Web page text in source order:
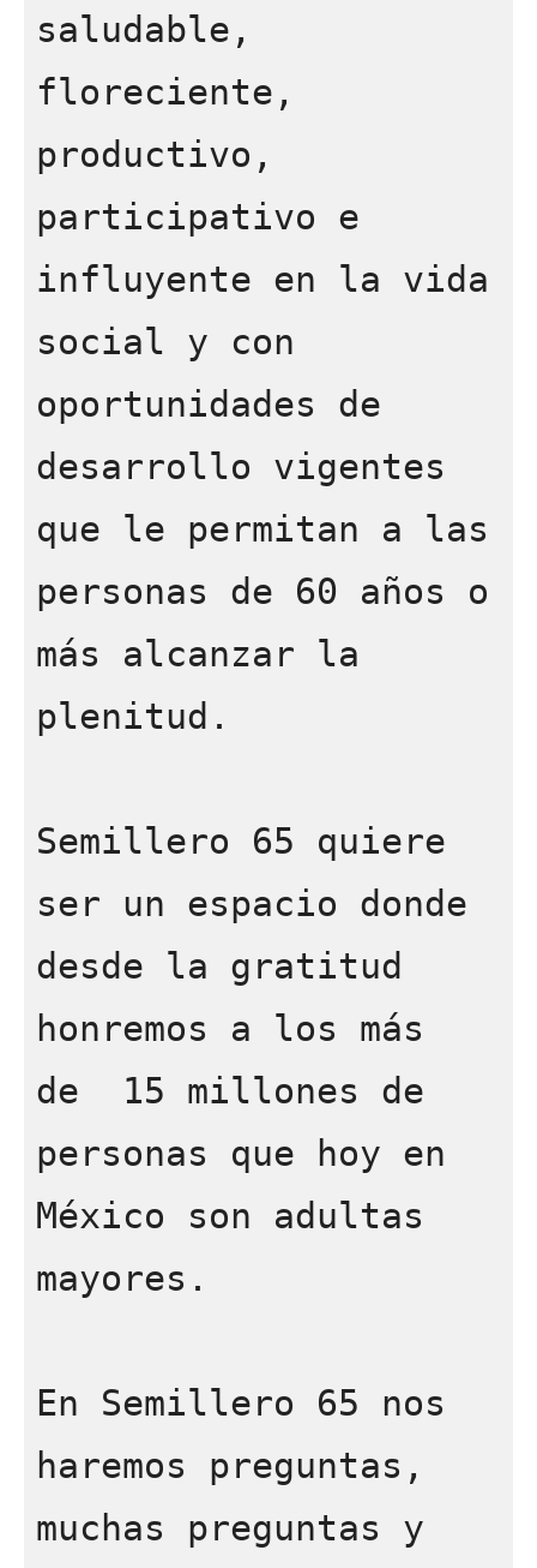
saludable,
floreciente,
productivo,
participativo e
influyente en la vida
social y con
oportunidades de
desarrollo vigentes
que le permitan a las
personas de 60 años o
más alcanzar la
plenitud.
Semillero 65 quiere
ser un espacio donde
desde la gratitud
honremos a los más
de  15 millones de
personas que hoy en
México son adultas
mayores.
En Semillero 65 nos
haremos preguntas,
muchas preguntas y